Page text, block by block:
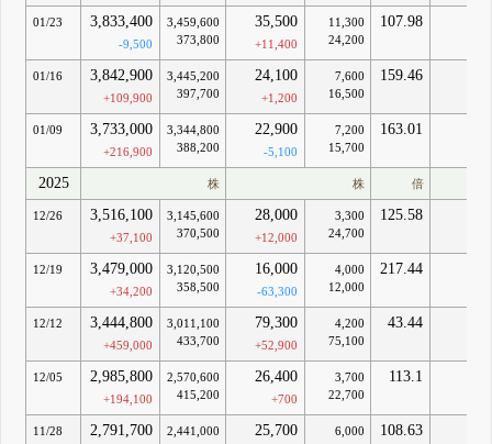
01/23 3,833,400
-9,500
3,459,600
373,800
35,500
+11,400
11,300
24,200
107.98
01/16 3,842,900
+109,900
3,445,200
397,700
24,100
+1,200
7,600
16,500
159.46
01/09 3,733,000
+216,900
3,344,800
388,200
22,900
-5,100
7,200
15,700
163.01
2025 株 株 倍
12/26 3,516,100
+37,100
3,145,600
370,500
28,000
+12,000
3,300
24,700
125.58
12/19 3,479,000
+34,200
3,120,500
358,500
16,000
-63,300
4,000
12,000
217.44
12/12 3,444,800
+459,000
3,011,100
433,700
79,300
+52,900
4,200
75,100
43.44
12/05 2,985,800
+194,100
2,570,600
415,200
26,400
+700
3,700
22,700
113.1
11/28 2,791,700
2,441,000
25,700
6,000
108.63